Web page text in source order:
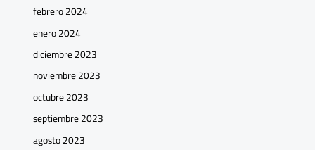
febrero 2024
enero 2024
diciembre 2023
noviembre 2023
octubre 2023
septiembre 2023
agosto 2023